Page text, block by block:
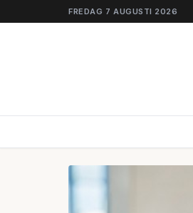
FREDAG 7 AUGUSTI 2026